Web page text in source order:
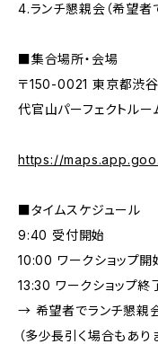
4.ランチ懇親会（希望者で
■集合場所・会場
〒150-0021 東京都渋
代官山パーフェクトル
https://
■タイムスケジュール
9:40 受付開始
10:00 ワークショップ開
13:30 ワークショップ終
→ 希望者でランチ懇親
（多少長引く場合もあ